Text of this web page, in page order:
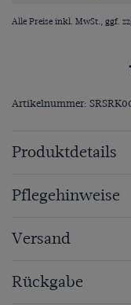
Alle Preise inkl. MwSt., ggf.
Artikelnummer:
Produktdetails
Pflegehinweise
Versand
Rückgabe